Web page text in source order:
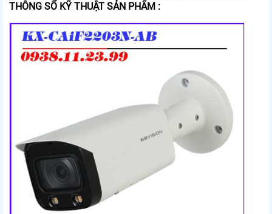
THÔNG SỐ KỸ THUẬT SẢN PHẨM :